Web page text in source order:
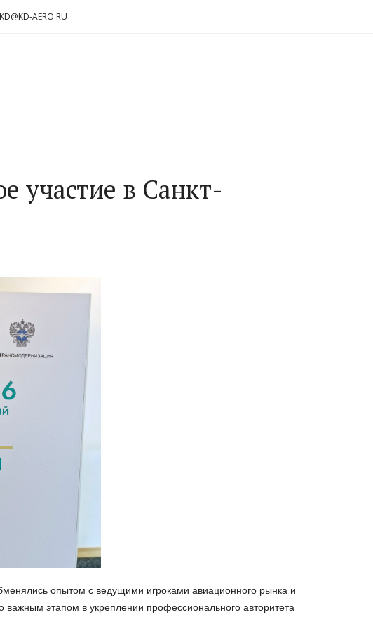
KD@KD-AERO.RU
участие в Санкт-
опытом с ведущими игроками авиационного рынка и
этапом в укреплении профессионального авторитета